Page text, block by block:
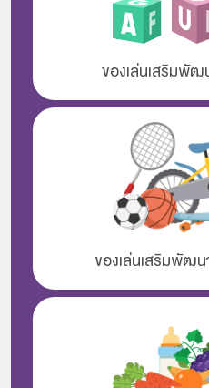
ของเล่นเสริมพั
ของเล่นเสริมพัฒ